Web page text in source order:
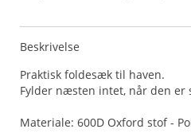
Beskrivelse
Praktisk foldesæk til haven.
Fylder næsten intet, når den er